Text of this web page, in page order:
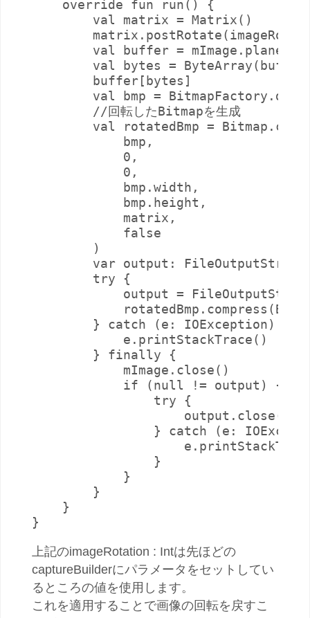
    override fun run() {
        val matrix = Matrix()
val buffer =
val bytes =
        buffer[bytes]
val bmp =
        //回転したBitmapを生成
val rotatedBmp =
            bmp,
            0,
            0,
            bmp.width,
            bmp.height,
            matrix,
            false
        )
var output:
        try {
output =
        } catch (e: IOException) {
            e.printStackTrace()
        } finally {
            mImage.close()
            if (null != output) {
                try {
                    output.close()
} catch (e:
                }
            }
        }
    }
}
上記のimageRotation : Intは先ほどの
captureBuilderにパラメータをセットしてい
るところの値を使用します。
これを適用することで画像の回転を戻すこ